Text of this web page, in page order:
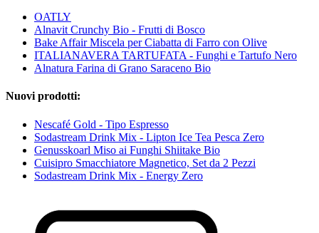
OATLY
Alnavit Crunchy Bio - Frutti di Bosco
Bake Affair Miscela per Ciabatta di Farro con Olive
ITALIANAVERA TARTUFATA - Funghi e Tartufo Nero
Alnatura Farina di Grano Saraceno Bio
Nuovi prodotti:
Nescafé Gold - Tipo Espresso
Sodastream Drink Mix - Lipton Ice Tea Pesca Zero
Genusskoarl Miso ai Funghi Shiitake Bio
Cuisipro Smacchiatore Magnetico, Set da 2 Pezzi
Sodastream Drink Mix - Energy Zero